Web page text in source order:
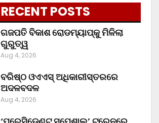
RECENT POSTS
ଗଜପତି ବିକାଶ ରୋଡମ୍ୟାପ୍‌କୁ ମିଳିଲା
ଗୁରୁତ୍ୱ
Aug 4, 2026
ବରିଷ୍ଠ ଓଏଏସ୍‌ ଅଧିକାରୀସ୍ତରରେ
ଅଦଳବଦଳ
Aug 4, 2026